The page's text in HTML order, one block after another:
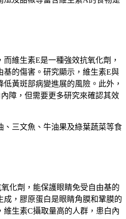
維生素E是一種強效抗氧化劑，
基的傷害。研究顯示，維生素E與
黃斑部病變進展的風險。此外，
障，但需要更多研究來確認其效
、三文魚、牛油果及綠葉蔬菜等食
化劑，能保護眼睛免受自由基的
成，膠原蛋白是眼睛角膜和鞏膜的
維生素C攝取量高的人群，患白內